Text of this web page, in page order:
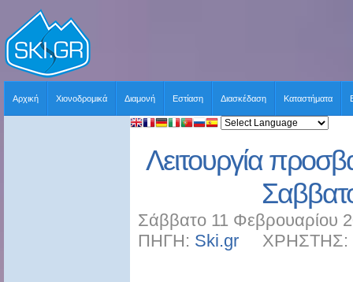
Αρχική Χιονοδρομικά Διαμονή Εστίαση Διασκέδαση Καταστήματα
Λειτουργία
Σάββατο 11 Φεβρουαρίου
ΠΗΓΗ: Ski.gr ΧΡΗΣΤΗΣ: